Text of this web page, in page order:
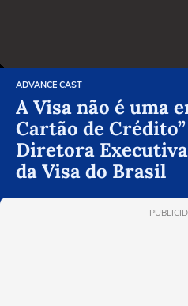
ADVANCE CAST
A Visa não é uma
Cartão de
Diretora
da Visa do Brasil